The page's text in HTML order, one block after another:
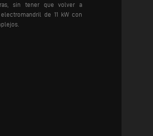
sin tener que volver a
de 11 kW con